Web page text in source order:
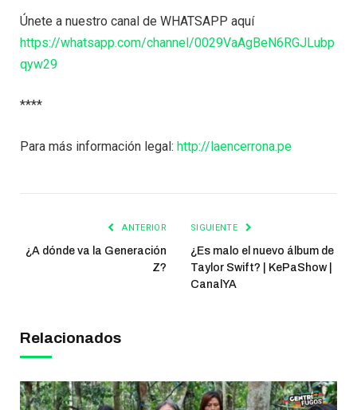
Únete a nuestro canal de WHATSAPP aquí
https://whatsapp.com/channel/0029VaAgBeN6RGJLubp
qyw29
****
Para más información legal: http://laencerrona.pe
ANTERIOR
¿A dónde va la Generación
Z?
SIGUIENTE
¿Es malo el nuevo álbum de
Taylor Swift? | KePaShow |
CanalYA
Relacionados